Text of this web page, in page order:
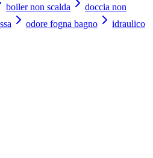
boiler non scalda
doccia non
odore fogna bagno
idraulico